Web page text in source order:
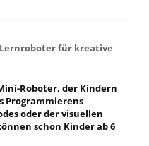
für kreative
Roboter, der Kindern
Programmierens
oder der visuellen
schon Kinder ab 6